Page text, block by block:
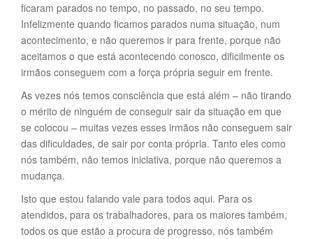
ficaram parados no tempo, no passado, no seu tempo.
Infelizmente quando ficamos parados numa situação, num
acontecimento, e não queremos ir para frente, porque não
aceitamos o que está acontecendo conosco, dificilmente os
irmãos conseguem com a força própria seguir em frente.
As vezes nós temos consciência que está além – não tirando
o mérito de ninguém de conseguir sair da situação em que
se colocou – muitas vezes esses irmãos não conseguem sair
das dificuldades, de sair por conta própria. Tanto eles como
nós também, não temos iniciativa, porque não queremos a
mudança.
Isto que estou falando vale para todos aqui. Para os
atendidos, para os trabalhadores, para os maiores também,
todos os que estão a procura de progresso, nós também